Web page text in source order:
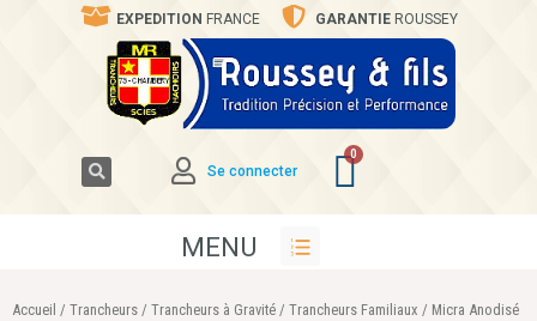
EXPEDITION FRANCE GARANTIE ROUSSEY
Se connecter
MENU
Accueil / Trancheurs / Trancheurs à Gravité / Trancheurs Familiaux / Micra Anodisé